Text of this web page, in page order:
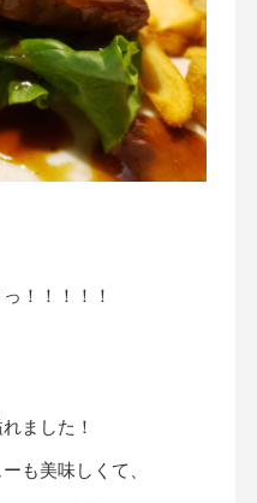
！！！！！
ました！
も美味しくて、